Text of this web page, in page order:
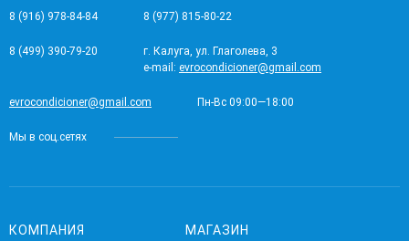
8 (916) 978-84-84 8 (977) 815-80-22
8 (499) 390-79-20
г. Калуга, ул. Глаголева, 3
e-mail: evrocondicioner@gmail.com
evrocondicioner@gmail.com Пн-Вс 09:00—18:00
Мы в соц.сетях
КОМПАНИЯ МАГАЗИН